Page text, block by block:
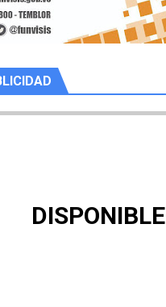
DISPONIBLE